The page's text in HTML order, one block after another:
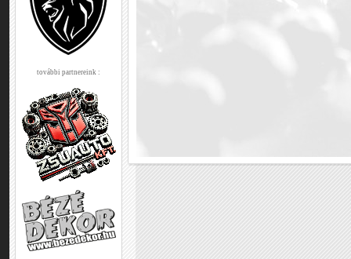
további partnereink :